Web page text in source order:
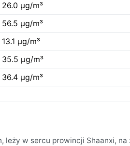
26.0 µg/m³
56.5 µg/m³
13.1 µg/m³
35.5 µg/m³
36.4 µg/m³
w sercu prowincji Shaanxi,